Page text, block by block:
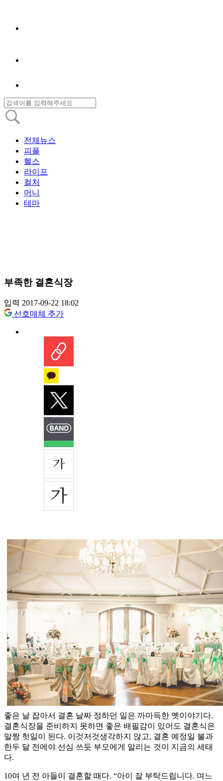
전체뉴스
피플
헬스
라이프
컬처
머니
테마
부족한 결혼식장
입력 2017-09-22 18:02
선호매체 추가
좋은 날 잡아서 결혼 날짜 정하던 일은 까마득한 옛이야기다.
결혼식장을 준비하지 못하면 좋은 배필감이 있어도 결혼식은
말짱 헛일이 된다. 이것저것생각하지 않고, 결혼 예정일 불과
한두 달 전에야 선심 쓰듯 부모에게 알리는 것이 지금의 세태
다.
10여 년 전 아들이 결혼할 때다. “아이 잘 부탁드립니다. 며느